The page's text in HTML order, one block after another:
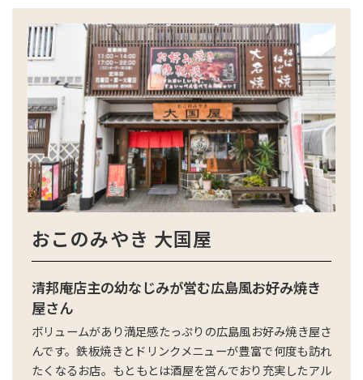
おこのみやき 大国屋
清邦庵店主の幼なじみが営む広島風お好み焼き
屋さん
ボリュームがあり満足感たっぷりの広島風お好み焼き屋さ
んです。鉄板焼きとドリンクメニューが豊富で何度も訪れ
たくなるお店。もともとは酒屋を営んでおり充実したアル